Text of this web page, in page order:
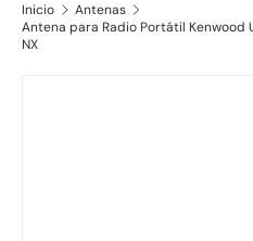
Inicio
Antenas
Antena para Radio Portátil Kenwood
NX